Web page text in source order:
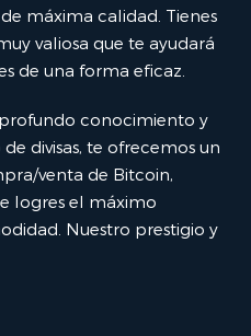
máxima calidad. Tienes
valiosa que te ayudará
de una forma eficaz.
conocimiento y
divisas, te ofrecemos un
venta de Bitcoin,
logres el máximo
Nuestro prestigio y